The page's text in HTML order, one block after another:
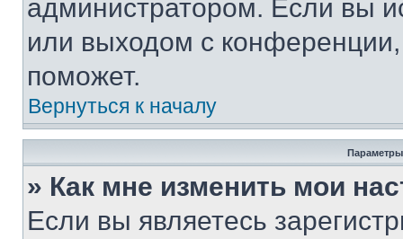
администратором. Если вы
или выходом с
поможет.
Вернуться к началу
Параметры
» Как мне изменить мои
Если вы являетесь